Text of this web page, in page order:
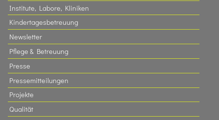
Institute, Labore, Kliniken
Kindertagesbetreuung
Newsletter
Pflege & Betreuung
Presse
Pressemitteilungen
Projekte
Qualität